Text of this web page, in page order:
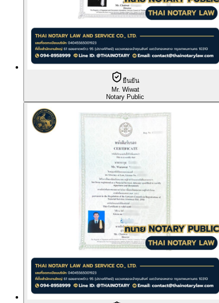
ยืนยัน
Mr. Wiwat
Notary Public